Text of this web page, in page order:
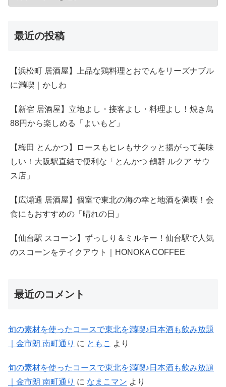
最近の投稿
【浜松町 居酒屋】上品な鶏料理とおでんをリーズナブル
に満喫｜かしわ
【新宿 居酒屋】立地よし・接客よし・料理よし！焼き鳥
88円から楽しめる「よいもど」
【梅田 とんかつ】ロースもヒレもサクッと揚がって美味
しい！大阪駅直結で便利な「とんかつ 鶴群 ルクア サウ
ス店」
【広瀬通 居酒屋】個室で東北の海の幸と地酒を満喫！会
食にもおすすめの「晴れの日」
【仙台駅 スコーン】ずっしり＆ミルキー！仙台駅で人気
のスコーンをテイクアウト｜HONOKA COFFEE
最近のコメント
旬の素材を使ったコースで東北を満喫♪日本酒も飲み放題
｜金市朗 南町通り に ともこ より
旬の素材を使ったコースで東北を満喫♪日本酒も飲み放題
｜金市朗 南町通り に なまこマン より